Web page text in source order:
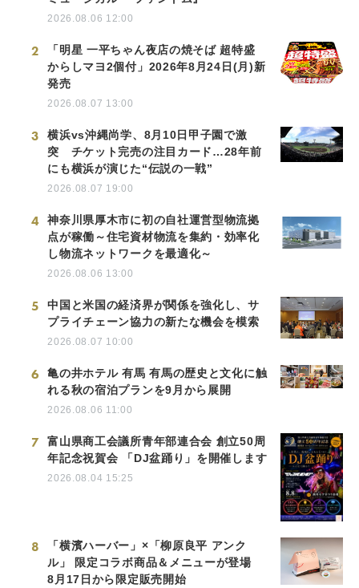
2026.08.06 12:00
2
「明星 一平ちゃん夜店の焼そば 超特盛
からしマヨ2個付」2026年8月24日(月)新
発売
2026.08.07 13:00
3
横浜vs沖縄尚学、8月10日甲子園で激
突 チケット完売の注目カード…28年前
にも横浜が演じた“伝説の一戦”
2026.08.07 19:00
4
神奈川県厚木市に初の自社運営型物流拠
点が稼働～住宅資材物流を集約・効率化
し物流ネットワークを最適化～
2026.08.06 13:00
5
中国と米国の経済界が関係を強化し、サ
プライチェーン協力の新たな機会を模索
2026.08.07 10:00
6
亀の井ホテル 有馬 有馬の歴史と文化に触
れる秋の宿泊プランを9月から展開
2026.08.06 11:00
7
富山県商工会議所青年部連合会 創立50周
年記念祝賀会 「DJ盆踊り」を開催します
2026.08.04 15:25
8
「横濱ハーバー」×「柳原良平 アンク
ル」 限定コラボ商品＆メニューが登場
8月17日から限定販売開始